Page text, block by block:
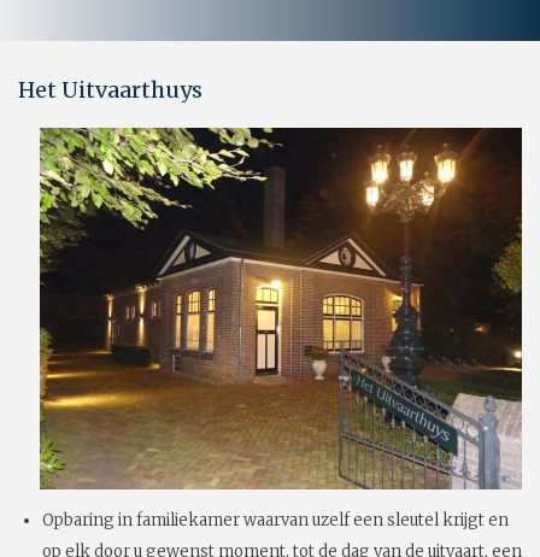
Het Uitvaarthuys
Opbaring in familiekamer waarvan uzelf een sleutel krijgt en
op elk door u gewenst moment, tot de dag van de uitvaart, een